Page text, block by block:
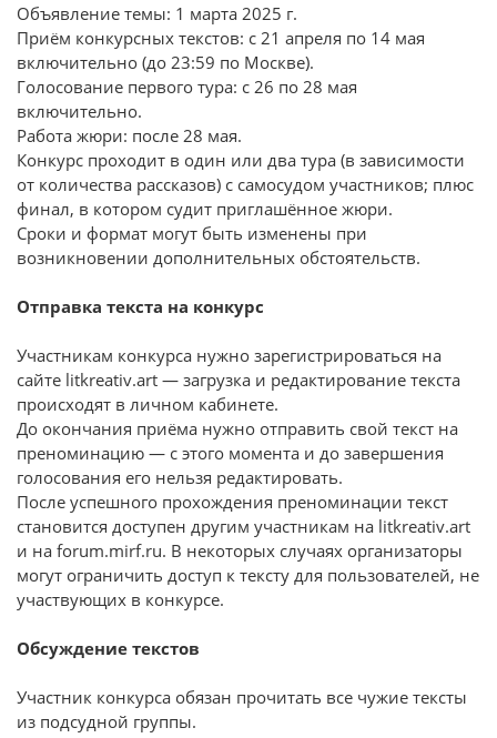
Объявление темы: 1 марта 2025 г.
Приём конкурсных текстов: с 21 апреля по 14 мая
включительно (до 23:59 по Москве).
Голосование первого тура: с 26 по 28 мая
включительно.
Работа жюри: после 28 мая.
Конкурс проходит в один или два тура (в зависимости
от количества рассказов) с самосудом участников; плюс
финал, в котором судит приглашённое жюри.
Сроки и формат могут быть изменены при
возникновении дополнительных обстоятельств.
Отправка текста на конкурс
Участникам конкурса нужно зарегистрироваться на
сайте litkreativ.art — загрузка и редактирование текста
происходят в личном кабинете.
До окончания приёма нужно отправить свой текст на
преноминацию — с этого момента и до завершения
голосования его нельзя редактировать.
После успешного прохождения преноминации текст
становится доступен другим участникам на litkreativ.art
и на forum.mirf.ru. В некоторых случаях организаторы
могут ограничить доступ к тексту для пользователей, не
участвующих в конкурсе.
Обсуждение текстов
Участник конкурса обязан прочитать все чужие тексты
из подсудной группы.